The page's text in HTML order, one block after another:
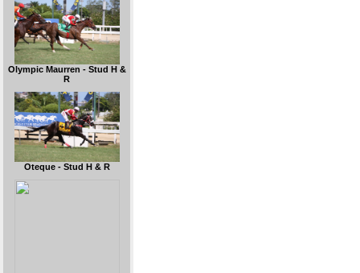
Olympic Maurren - Stud H &
R
Oteque - Stud H & R